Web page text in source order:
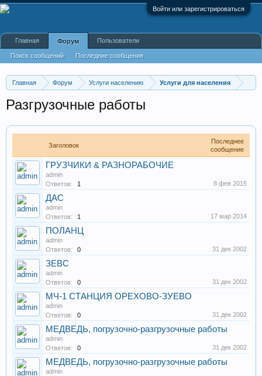
Войти или зарегистрироваться
Главная Форум Услуги населению Услуги для населения
Разгрузочные работы
Заголовок
Последнее
сообщение
ГРУЗЧИКИ & РАЗНОРАБОЧИЕ
admin
Ответов:
1 8 фев 2015
ДАС
admin
Ответов:
1 17 мар 2014
ПОЛАНЦ
admin
Ответов:
0 31 дек 2002
ЗЕВС
admin
Ответов:
0 31 дек 2002
МЧ-1 СТАНЦИЯ ОРЕХОВО-ЗУЕВО
admin
Ответов:
0 31 дек 2002
МЕДВЕДЬ, погрузочно-разгрузочные работы
admin
Ответов:
0 31 дек 2002
МЕДВЕДЬ, погрузочно-разгрузочные работы
admin
Главная Форум
Поиск сообщений Последние сообщения
Пользователи